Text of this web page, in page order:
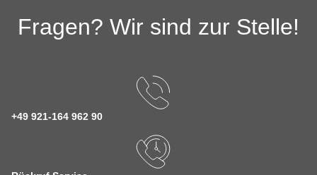
Fragen? Wir sind zur Stelle!
+49 921-164 962 90